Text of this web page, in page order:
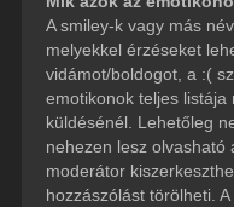
A smiley-k vagy más
melyekkel érzéseket
vidámot/boldogot, a :(
emotikonok teljes
küldésénél. Lehetőleg
nehezen lesz olvasható
moderátor
hozzászólást törölheti.